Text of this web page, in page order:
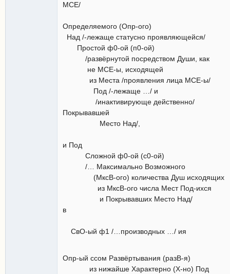
МСЕ/
Определяемого (Опр-ого)
Над /-лежаще статусно проявляющейся/
Простой ф0-ой (п0-ой)
/развёрнутой посредством Души, как
не МСЕ-ы, исходящей
из Места /проявления лица МСЕ-ы/
Под /-лежаще …/ и
/инактивирующе действенно/
Покрывавшей
Место Над/,
и Под
Сложной ф0-ой (с0-ой)
/… Максимально Возможного
(МксВ-ого) количества Душ исходящих
из МксВ-ого числа Мест Под-ихся
и Покрывавших Место Над/
в
СвО-ый ф1 /…производных …/ ия
Опр-ый ссом Развёртывания (разВ-я)
из нижайше Характерно (Х-но) Под